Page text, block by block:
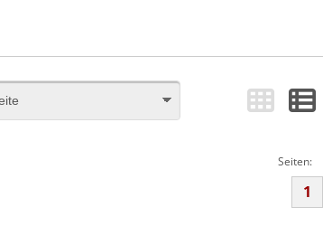
Seiten:
1